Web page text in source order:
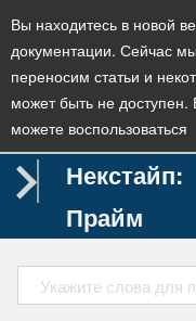
Вы находитесь в новой
документации. Сейчас
переносим статьи и
может быть не
можете воспользоваться
Некстайп:
Прайм